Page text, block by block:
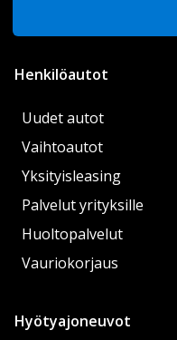
Henkilöautot
Uudet autot
Vaihtoautot
Yksityisleasing
Palvelut yrityksille
Huoltopalvelut
Vauriokorjaus
Hyötyajoneuvot